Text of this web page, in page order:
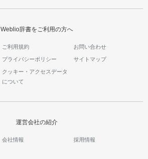
Weblio辞書をご利用の方へ
ご利用規約 お問い合わせ
プライバシーポリシー サイトマップ
クッキー・アクセスデータ
について
運営会社の紹介
会社情報 採用情報